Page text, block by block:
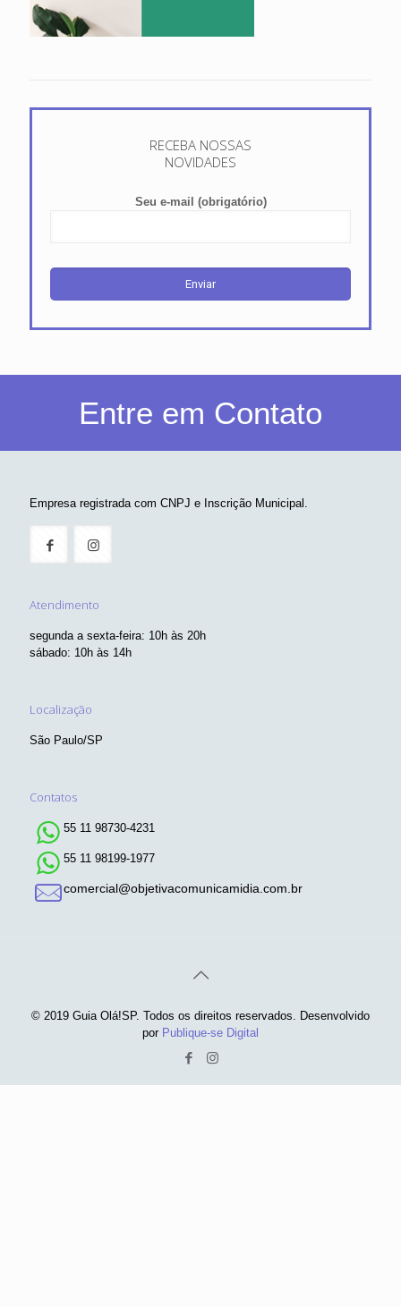
RECEBA NOSSAS
NOVIDADES
Seu e-mail (obrigatório)
Entre em Contato
Empresa registrada com CNPJ e Inscrição Municipal.
Atendimento
segunda a sexta-feira: 10h às 20h
sábado: 10h às 14h
Localização
São Paulo/SP
Contatos
55 11 98730-4231
55 11 98199-1977
comercial@objetivacomunicamidia.com.br
© 2019 Guia Olá!SP. Todos os direitos reservados. Desenvolvido
por Publique-se Digital